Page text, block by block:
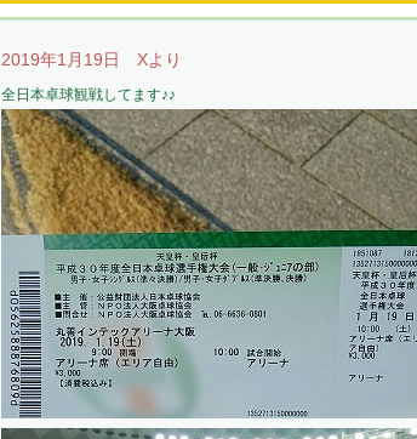
2019年1月19日 Xより
全日本卓球観戦してます♪♪